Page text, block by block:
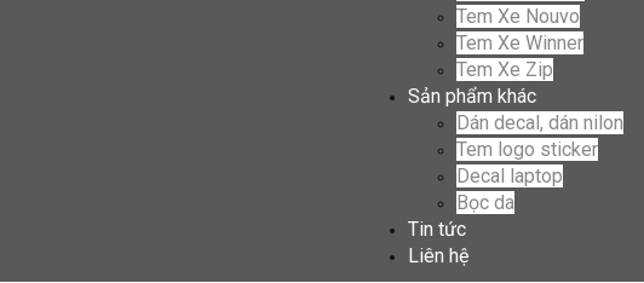
Tem Xe Nouvo
Tem Xe Winner
Tem Xe Zip
Sản phẩm khác
Dán decal, dán nilon
Tem logo sticker
Decal laptop
Bọc da
Tin tức
Liên hệ